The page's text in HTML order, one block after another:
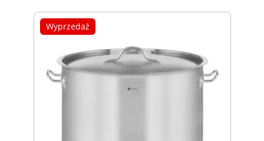
Wyprzedaż